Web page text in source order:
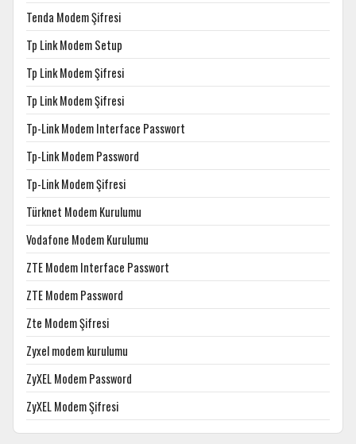
Tenda Modem Şifresi
Tp Link Modem Setup
Tp Link Modem Şifresi
Tp Link Modem Şifresi
Tp-Link Modem Interface Passwort
Tp-Link Modem Password
Tp-Link Modem Şifresi
Türknet Modem Kurulumu
Vodafone Modem Kurulumu
ZTE Modem Interface Passwort
ZTE Modem Password
Zte Modem Şifresi
Zyxel modem kurulumu
ZyXEL Modem Password
ZyXEL Modem Şifresi